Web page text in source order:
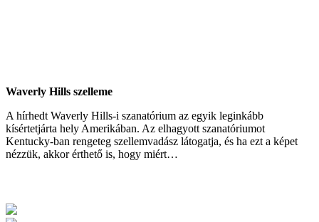
Waverly Hills szelleme
A hírhedt Waverly Hills-i szanatórium az egyik leginkább
kísértetjárta hely Amerikában. Az elhagyott szanatóriumot
Kentucky-ban rengeteg szellemvadász látogatja, és ha ezt a képet
nézzük, akkor érthető is, hogy miért…